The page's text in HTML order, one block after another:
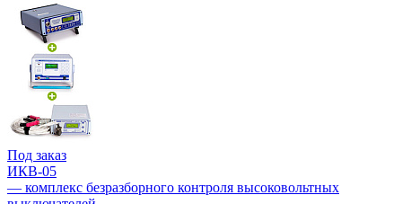
Под заказ
ИКВ-05
— комплекс безразборного контроля высоковольтных